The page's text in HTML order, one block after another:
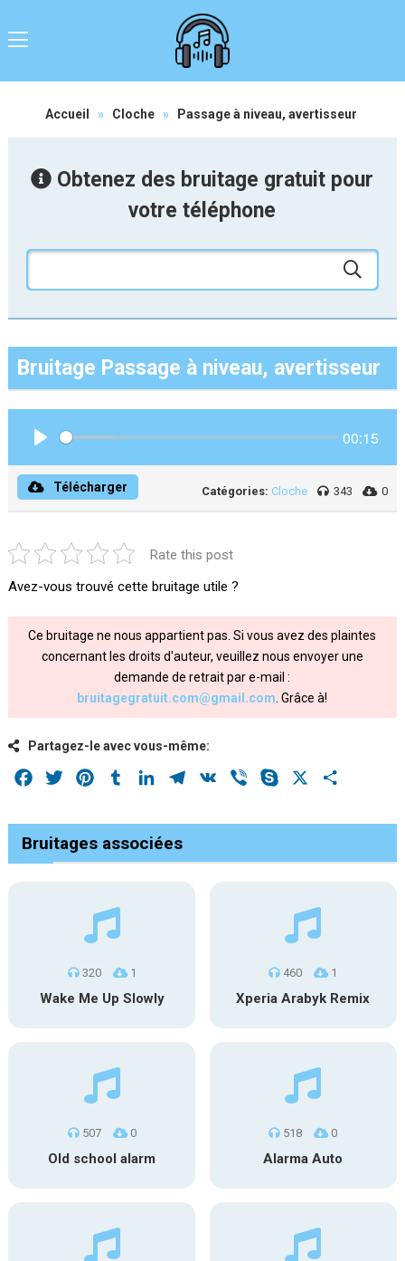
Accueil » Cloche » Passage à niveau, avertisseur
Obtenez des bruitage gratuit pour
votre téléphone
Bruitage Passage à niveau, avertisseur
00:15
Télécharger Catégories: Cloche 343 0
Rate this post
Avez-vous trouvé cette bruitage utile ?
Ce bruitage ne nous appartient pas. Si vous avez des plaintes
concernant les droits d'auteur, veuillez nous envoyer une
demande de retrait par e-mail :
bruitagegratuit.com@gmail.com . Grâce à!
Partagez-le avec vous-même:
Facebook
Twitter PinterestTumblrLinkedInTelegram
VK Viber Skype
Bruitages associées
320 1
Wake Me Up Slowly
460 1
Xperia Arabyk Remix
507 0
Old school alarm
518 0
Alarma Auto